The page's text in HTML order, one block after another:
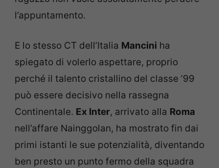
l’appuntamento.
E lo stesso CT dell’Italia Mancini ha
spiegato di volerlo aspettare, proprio
perché il talento cristallino del classe ’99
può essere decisivo nella rassegna
Continentale. Ex Inter, arrivato alla Roma
nell’affare Nainggolan, ha mostrato fin dai
primi istanti le sue potenzialità, diventando
ben presto un punto fermo della squadra